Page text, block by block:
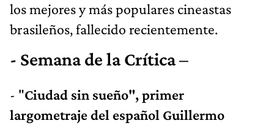
los mejores y más populares cineastas
brasileños, fallecido recientemente.
- Semana de la Crítica –
- "Ciudad sin sueño", primer
largometraje del español Guillermo